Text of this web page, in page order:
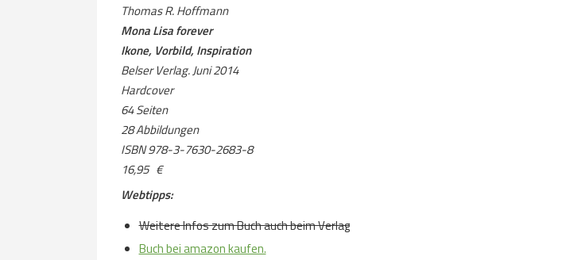
Thomas R. Hoffmann
Mona Lisa forever
Ikone, Vorbild, Inspiration
Belser Verlag. Juni 2014
Hardcover
64 Seiten
28 Abbildungen
ISBN 978-3-7630-2683-8
16,95 €
Webtipps:
Weitere Infos zum Buch auch beim Verlag
Buch bei amazon kaufen.